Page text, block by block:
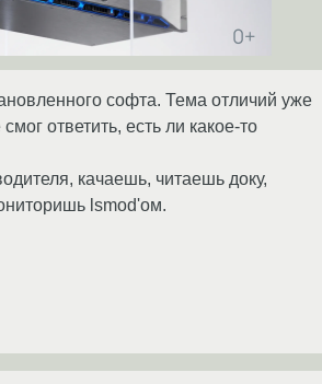
софта. Тема отличий уже
ответить, есть ли какое-то
качаешь, читаешь доку,
lsmod'ом.